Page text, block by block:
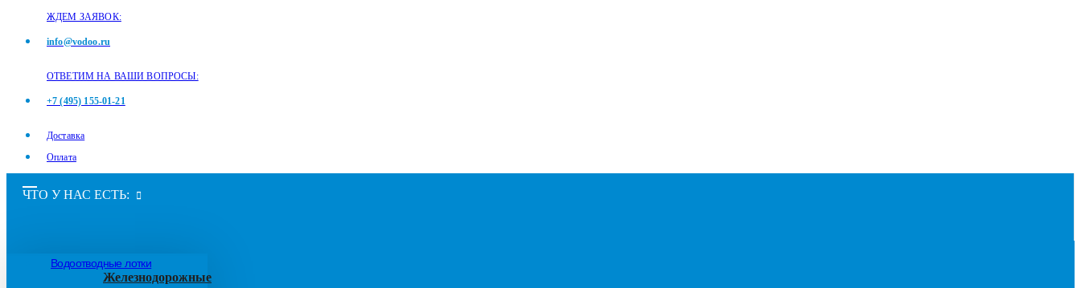
ЖДЕМ ЗАЯВОК:
info@vodoo.ru
ОТВЕТИМ НА ВАШИ ВОПРОСЫ:
+7 (495) 155-01-21
Доставка
Оплата
ЧТО У НАС ЕСТЬ:
Водоотводные лотки
Железнодорожные